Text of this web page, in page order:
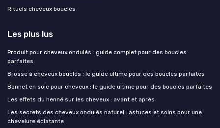
Rituels cheveux bouclés
Les plus lus
Produit pour cheveux ondulés : guide complet pour des boucles
parfaites
Brosse à cheveux bouclés : le guide ultime pour des boucles parfaites
Bonnet en soie pour cheveux : le guide ultime pour des boucles parfaites
Les effets du henné sur les cheveux : avant et après
Les secrets des cheveux ondulés naturel : astuces et soins pour une
chevelure éclatante